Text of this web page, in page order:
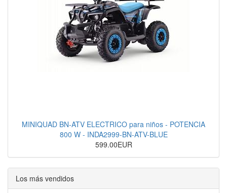
MINIQUAD BN-ATV ELECTRICO para niños - POTENCIA
800 W - INDA2999-BN-ATV-BLUE
599.00EUR
Los más vendidos